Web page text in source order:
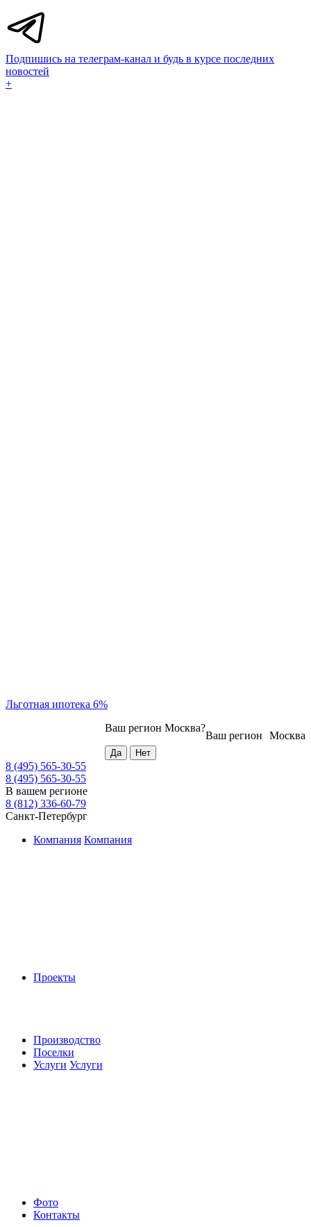
Подпишись на телеграм-канал и будь в курсе последних
новостей
+
Льготная ипотека 6%
Москва
Ваш регион
Ваш регион Москва?
8 (495) 565-30-55
8 (495) 565-30-55
В вашем регионе
8 (812) 336-60-79
Санкт-Петербург
Компания Компания
Проекты
Производство
Поселки
Услуги Услуги
Фото
Контакты